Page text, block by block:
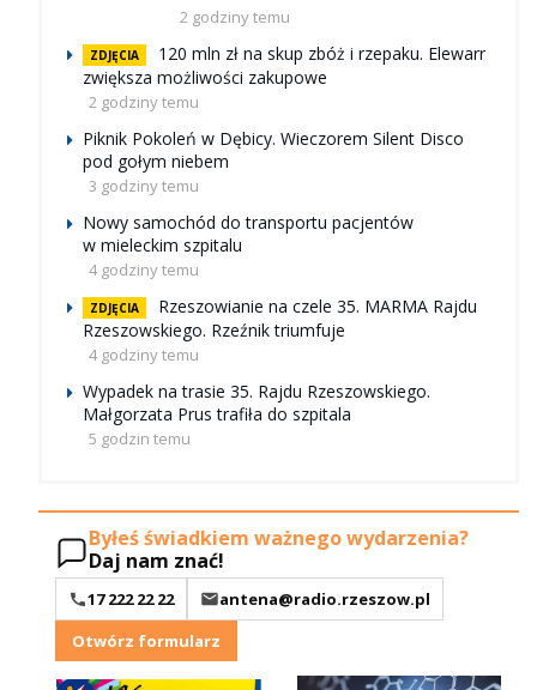
2 godziny temu
ZDJĘCIA
120 mln zł na skup zbóż i rzepaku. Elewarr
zwiększa możliwości zakupowe
2 godziny temu
Piknik Pokoleń w Dębicy. Wieczorem Silent Disco
pod gołym niebem
3 godziny temu
Nowy samochód do transportu pacjentów
w mieleckim szpitalu
4 godziny temu
ZDJĘCIA
Rzeszowianie na czele 35. MARMA Rajdu
Rzeszowskiego. Rzeźnik triumfuje
4 godziny temu
Wypadek na trasie 35. Rajdu Rzeszowskiego.
Małgorzata Prus trafiła do szpitala
5 godzin temu
Byłeś świadkiem ważnego wydarzenia?
Daj nam znać!
17 222 22 22
antena@radio.rzeszow.pl
Otwórz formularz